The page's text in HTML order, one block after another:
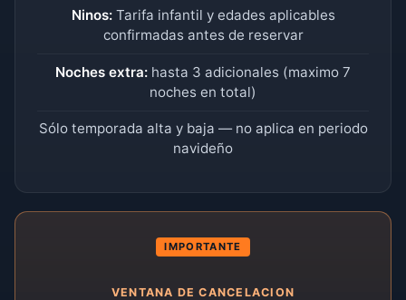
Ninos:Tarifa infantil y edades aplicables
confirmadas antes de reservar
Noches extra: hasta 3 adicionales (maximo 7
noches en total)
Sólo temporada alta y baja — no aplica en periodo
navideño
IMPORTANTE
VENTANA DE CANCELACION